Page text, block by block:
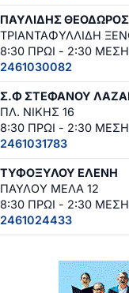
ΠΑΥΛΙΔΗΣ ΘΕΟΔΩΡΟΣ
ΤΡΙΑΝΤΑΦΥΛΛΙΔΗ
8:30 ΠΡΩΙ - 2:30
2461030082
Σ.Φ ΣΤΕΦΑΝΟΥ
ΠΛ. ΝΙΚΗΣ 16
8:30 ΠΡΩΙ - 2:30
2461031783
ΤΥΦΟΞΥΛΟΥ ΕΛΕΝΗ
ΠΑΥΛΟΥ ΜΕΛΑ 12
8:30 ΠΡΩΙ - 2:30
2461024433